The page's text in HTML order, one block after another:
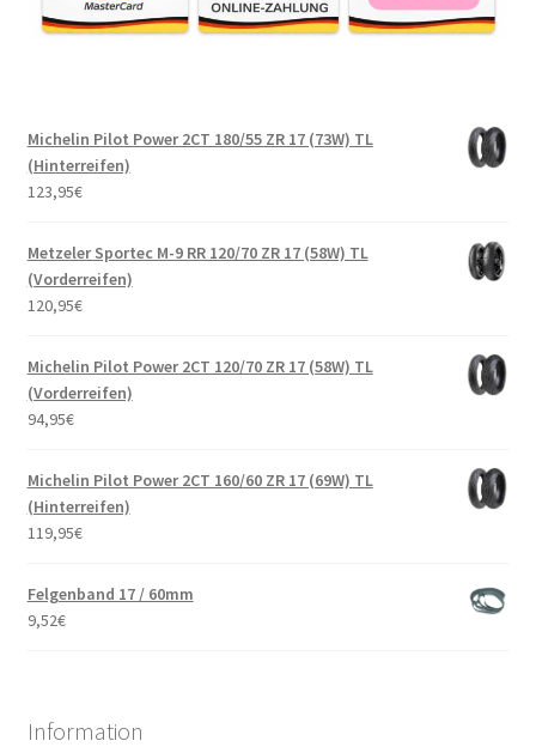
Michelin Pilot Power 2CT 180/55 ZR 17 (73W) TL
(Hinterreifen)
123,95€
Metzeler Sportec M-9 RR 120/70 ZR 17 (58W) TL
(Vorderreifen)
120,95€
Michelin Pilot Power 2CT 120/70 ZR 17 (58W) TL
(Vorderreifen)
94,95€
Michelin Pilot Power 2CT 160/60 ZR 17 (69W) TL
(Hinterreifen)
119,95€
Felgenband 17 / 60mm
9,52€
Information